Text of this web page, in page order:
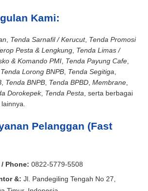
Kami:
Tenda Sarnafil / Kerucut, Tenda Promosi
Pesta & Lengkung Tenda Limas /
& Komando PMI Tenda Payung Cafe
Tenda Lorong BNPB Tenda Segitiga
Tenda BNPB Tenda BPBD Membrane
Dorokepek, Tenda Pesta , serta berbagai
Pelanggan (Fast
Phone: 0822-5779-5508
&: Jl. Pandegiling Tengah No 27,